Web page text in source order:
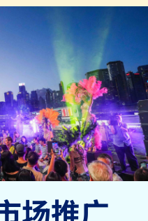
场推广